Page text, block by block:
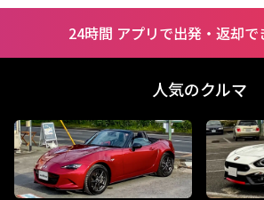
24時間 アプリで出発・返却で
人気のクルマ